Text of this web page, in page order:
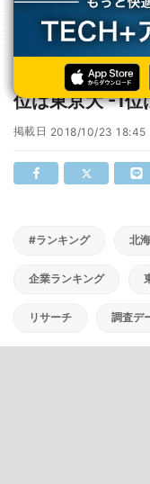
TECH+ 企業IT
マー
本当に良い就職をしてい
本当に良い就
位は東京大 -1位
掲載日 2018/10/23 18:45
#ランキング 北
企業ランキング
リサーチ 調査デ